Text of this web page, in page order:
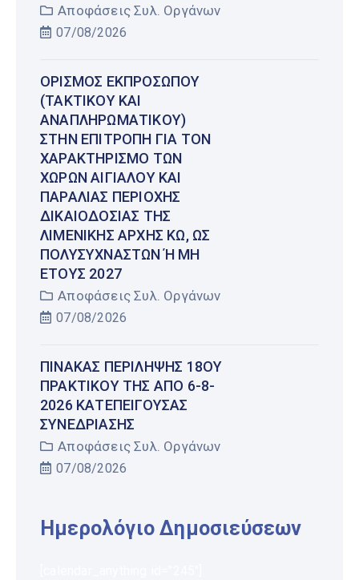
Αποφάσεις Συλ. Οργάνων
07/08/2026
ΟΡΙΣΜΌΣ ΕΚΠΡΟΣΏΠΟΥ
(ΤΑΚΤΙΚΟΎ ΚΑΙ
ΑΝΑΠΛΗΡΩΜΑΤΙΚΟΎ)
ΣΤΗΝ ΕΠΙΤΡΟΠΉ ΓΙΑ ΤΟΝ
ΧΑΡΑΚΤΗΡΙΣΜΌ ΤΩΝ
ΧΏΡΩΝ ΑΙΓΙΑΛΟΎ ΚΑΙ
ΠΑΡΑΛΊΑΣ ΠΕΡΙΟΧΉΣ
ΔΙΚΑΙΟΔΟΣΊΑΣ ΤΗΣ
ΛΙΜΕΝΙΚΉΣ ΑΡΧΉΣ ΚΩ, ΩΣ
ΠΟΛΥΣΎΧΝΑΣΤΩΝ Ή ΜΗ Έ
ΤΟΥΣ 2027
Αποφάσεις Συλ. Οργάνων
07/08/2026
ΠΊΝΑΚΑΣ ΠΕΡΊΛΗΨΗΣ 18ΟΥ
ΠΡΑΚΤΙΚΟΎ ΤΗΣ ΑΠΌ 6-8-
2026 ΚΑΤΕΠΕΊΓΟΥΣΑΣ
ΣΥΝΕΔΡΊΑΣΗΣ
Αποφάσεις Συλ. Οργάνων
07/08/2026
Ημερολόγιο Δημοσιεύσεων